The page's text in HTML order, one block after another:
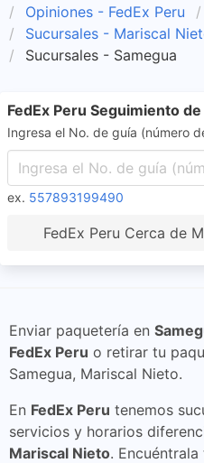
Opiniones - FedEx Peru
Sucursales - Mariscal
Sucursales - Samegua
FedEx Peru Seguimiento
Ingresa el No. de guía (número
ex. 557893199490
FedEx Peru Cerca de
Enviar paquetería en
FedEx Peru o retirar tu
Samegua, Mariscal Nieto.
En FedEx Peru tenemos
servicios y horarios
Mariscal Nieto.